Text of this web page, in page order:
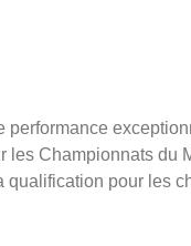
performance
Championnats du
pour les